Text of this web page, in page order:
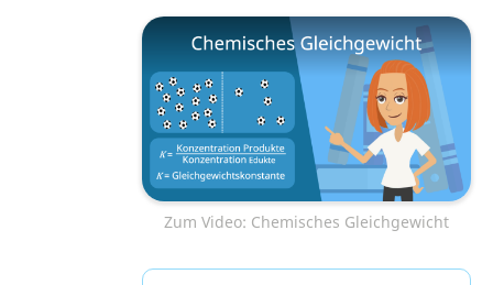
Zum Video: Chemisches Gleichgewicht